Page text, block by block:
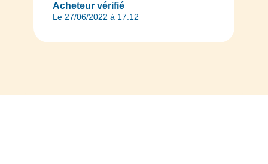
Acheteur vérifié
Le 27/06/2022 à 17:12